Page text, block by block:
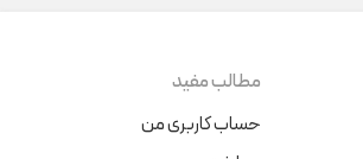
را حفظ می‌کنند.
و متنوع:
پسرانه اینفینیتی کیدز در طرح‌ها و
مطالب مفید
حساب کاربری من